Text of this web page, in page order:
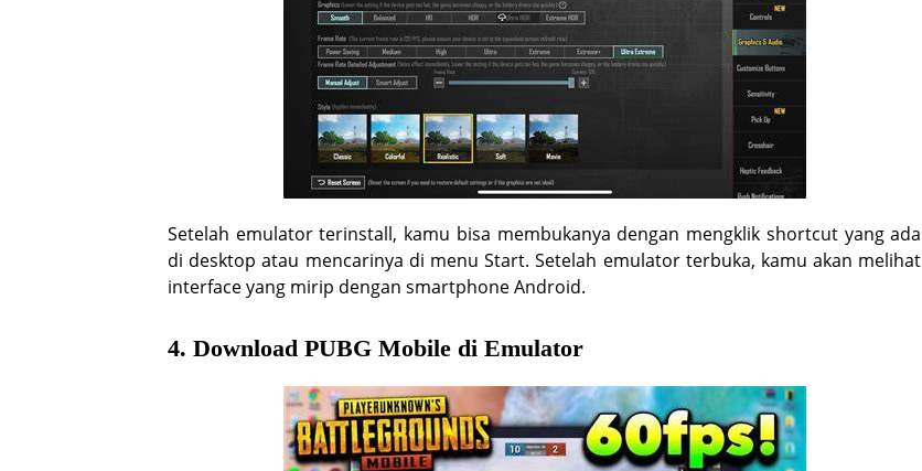
Setelah emulator terinstall, kamu bisa membukanya dengan mengklik shortcut yang ada
di desktop atau mencarinya di menu Start. Setelah emulator terbuka, kamu akan melihat
interface yang mirip dengan smartphone Android.
4. Download PUBG Mobile di Emulator